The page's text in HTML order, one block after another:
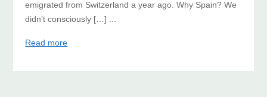
emigrated from Switzerland a year ago. Why Spain? We
didn’t consciously […] ...
Read more